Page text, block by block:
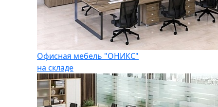
Офисная мебель "ОНИКС"
на складе